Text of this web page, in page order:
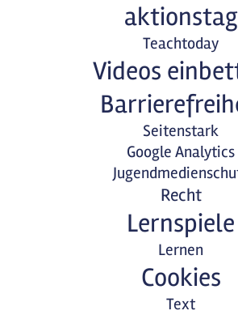
aktionstag
Teachtoday
Videos
Seitenstark
Google Analytics
Recht
Lernspiele
Lernen
Cookies
Text